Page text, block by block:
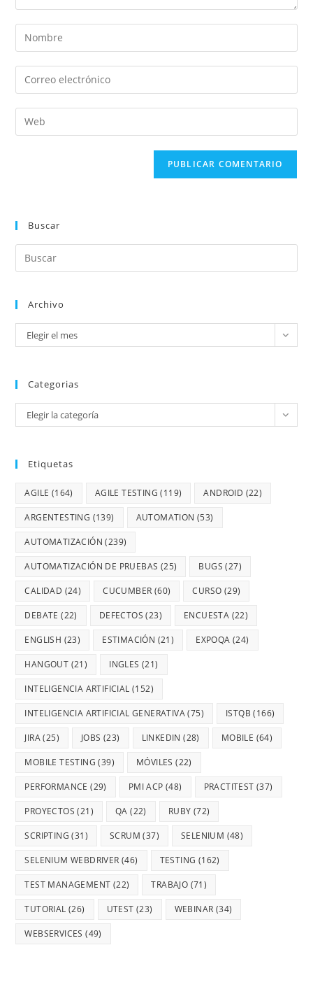
Buscar
Archivo
Elegir el mes
Categorias
Elegir la categoría
Etiquetas
AGILE (164) AGILE TESTING (119) ANDROID (22)
ARGENTESTING (139) AUTOMATION (53)
AUTOMATIZACIÓN (239)
AUTOMATIZACIÓN DE PRUEBAS (25) BUGS (27)
CALIDAD (24) CUCUMBER (60) CURSO (29)
DEBATE (22) DEFECTOS (23) ENCUESTA (22)
ENGLISH (23) ESTIMACIÓN (21) EXPOQA (24)
HANGOUT (21) INGLES (21)
INTELIGENCIA ARTIFICIAL (152)
INTELIGENCIA ARTIFICIAL GENERATIVA(75) ISTQB (166)
JIRA(25) JOBS (23) LINKEDIN (28) MOBILE (64)
MOBILE TESTING (39) MÓVILES (22)
PERFORMANCE (29) PMI ACP (48) PRACTITEST (37)
PROYECTOS (21) QA (22) RUBY (72)
SCRIPTING (31) SCRUM (37) SELENIUM (48)
SELENIUM WEBDRIVER (46) TESTING (162)
TEST MANAGEMENT (22) TRABAJO (71)
TUTORIAL (26) UTEST (23) WEBINAR (34)
WEBSERVICES (49)